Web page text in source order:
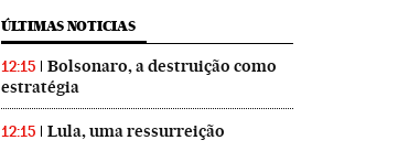
ÚLTIMAS NOTICIAS
12:15
Bolsonaro, a destruição como
estratégia
12:15 Lula, uma ressurreição